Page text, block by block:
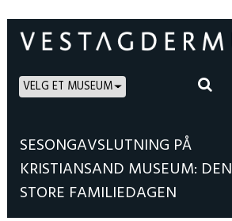
VELG ET MUSEUM
SESONGAVSLUTNING PÅ
KRISTIANSAND MUSEUM: DEN
STORE FAMILIEDAGEN